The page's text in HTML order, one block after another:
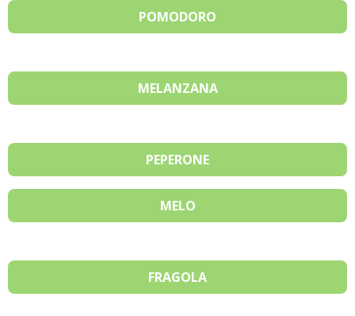
POMODORO
MELANZANA
PEPERONE
MELO
FRAGOLA